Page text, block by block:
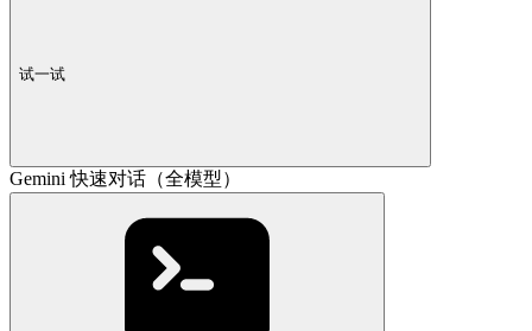
试一试
Gemini 快速对话（全模型）